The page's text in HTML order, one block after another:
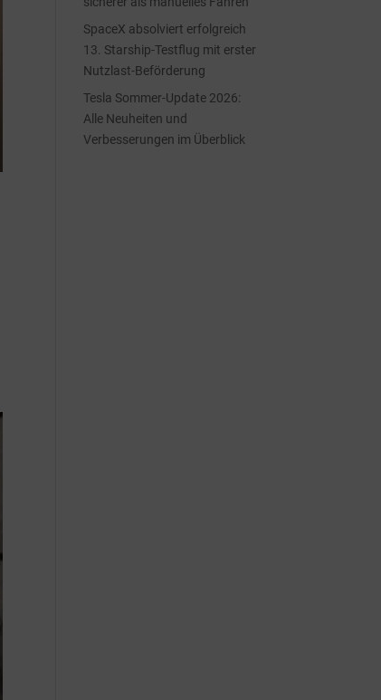
SpaceX absolviert erfolgreich
13. Starship-Testflug mit erster
Nutzlast-Beförderung
Tesla Sommer-Update 2026:
Alle Neuheiten und
Verbesserungen im Überblick